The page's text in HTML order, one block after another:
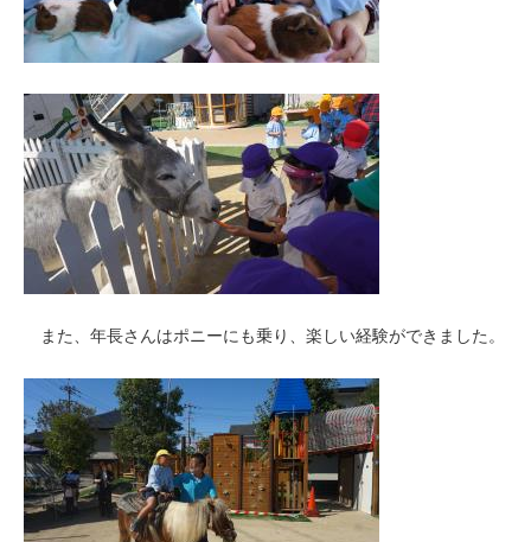
また、年長さんはポニーにも乗り、楽しい経験ができました。